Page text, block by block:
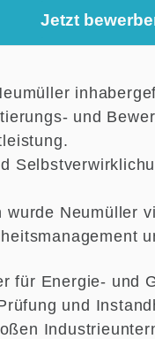
Jetzt
und
wurde Neumüller
für Energie- und
und